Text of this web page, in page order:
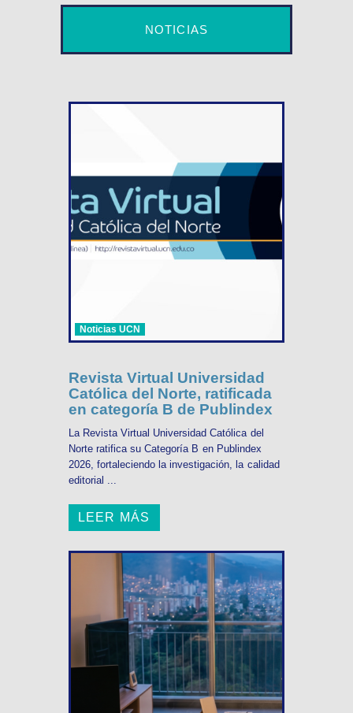
NOTICIAS
Noticias UCN
Revista Virtual Universidad
Católica del Norte, ratificada
en categoría B de Publindex
La Revista Virtual Universidad Católica del
Norte ratifica su Categoría B en Publindex
2026, fortaleciendo la investigación, la calidad
editorial ...
LEER MÁS